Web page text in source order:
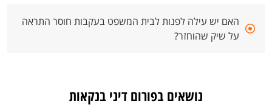
האם יש עילה לפנות לבית המשפט בעקבות חוסר התראה
על שיק שהוחזר?
נושאים בפורום דיני בנקאות